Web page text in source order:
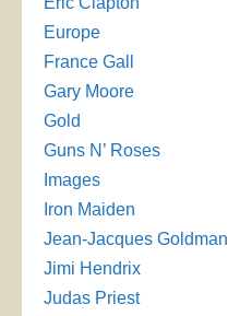
Europe
France Gall
Gary Moore
Gold
Guns N’ Roses
Images
Iron Maiden
Jean-Jacques Goldman
Jimi Hendrix
Judas Priest